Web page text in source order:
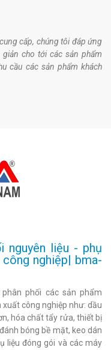
cấp, chúng tôi đáp ứng
cho tới các sản phẩm
cầu các sản phẩm khách
nguyên liệu - phụ
nghiệp| bma-
phối các sản phẩm
xuất công nghiệp như: dầu
hóa chất tẩy rửa, thiết bị
bóng bề mặt, keo dán
liệu đóng gói và các máy